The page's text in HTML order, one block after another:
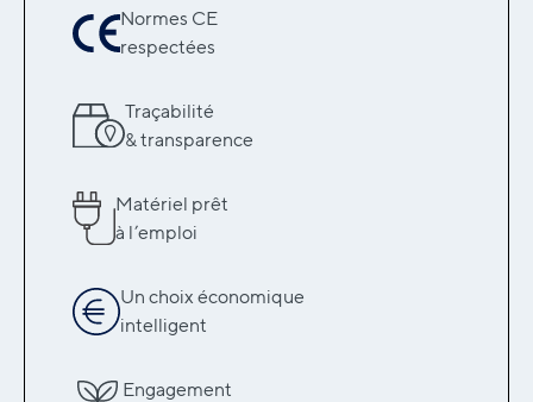
Normes CE
respectées
Traçabilité
& transparence
Matériel prêt
à l’emploi
Un choix économique
intelligent
Engagement